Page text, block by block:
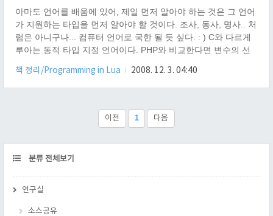
아마도 언어를 배움에 있어, 제일 먼저 알아야 하는 것은 그 언어
가 지원하는 타입을 먼저 알아야 할 것이다. 조사, 동사, 명사.. 처
럼은 아니구나... 컴퓨터 언어로 국한 될 듯 싶다. : ) C와 다르게
루아는 동적 타입 지정 언어이다. PHP와 비교한다면 변수의 선
에는 의미를 두지마, 변수 자체에 의미를 두라구! 변수가 있기에
타입이 있는 거라구!" 란 개념으로 정리가 된다. 그래도 타입이
는 최소한 숫자형과 문자형은 구분짓기 때문이다. : ) 루아에는
총 8가지의 타입이 있다. nil : 닐 타입 C언어의 NULL 과 비슷하
책 정리/Programming in Lua 2008. 12. 3. 04:40
이전 1 다음
CATEGORY
분류 전체보기
연구실
소스공유